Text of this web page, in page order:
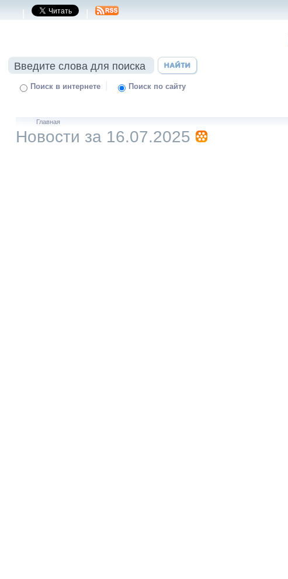
| |
Поиск в интернете | Поиск по сайту
Главная
Новости за 16.07.2025